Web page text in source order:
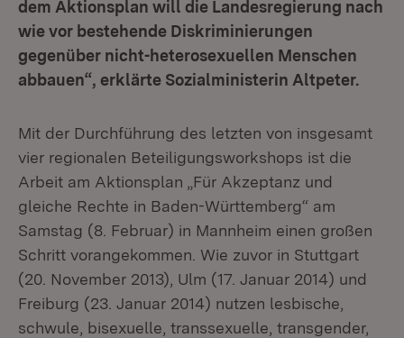
dem Aktionsplan will die Landesregierung nach
wie vor bestehende Diskriminierungen
gegenüber nicht-heterosexuellen Menschen
abbauen“, erklärte Sozialministerin Altpeter.
Mit der Durchführung des letzten von insgesamt
vier regionalen Beteiligungsworkshops ist die
Arbeit am Aktionsplan „Für Akzeptanz und
gleiche Rechte in Baden-Württemberg“ am
Samstag (8. Februar) in Mannheim einen großen
Schritt vorangekommen. Wie zuvor in Stuttgart
(20. November 2013), Ulm (17. Januar 2014) und
Freiburg (23. Januar 2014) nutzen lesbische,
schwule, bisexuelle, transsexuelle, transgender,